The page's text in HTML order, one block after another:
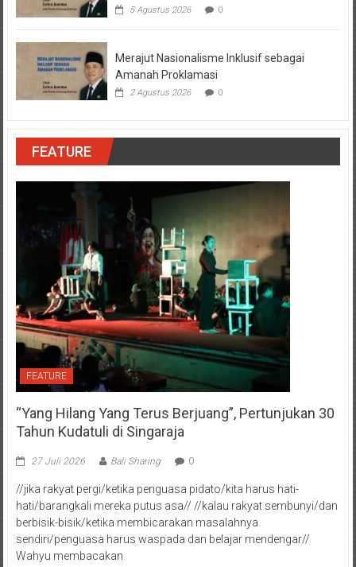
5 Agustus 2026 0
Merajut Nasionalisme Inklusif sebagai
Amanah Proklamasi
2 Agustus 2026 0
FEATURE
FEATURE
“Yang Hilang Yang Terus Berjuang”, Pertunjukan 30
Tahun Kudatuli di Singaraja
27 Juli 2026 Bali Sharing 0
//jika rakyat pergi/ketika penguasa pidato/kita harus hati-
hati/barangkali mereka putus asa// //kalau rakyat sembunyi/dan
berbisik-bisik/ketika membicarakan masalahnya
sendiri/penguasa harus waspada dan belajar mendengar//
Wahyu membacakan